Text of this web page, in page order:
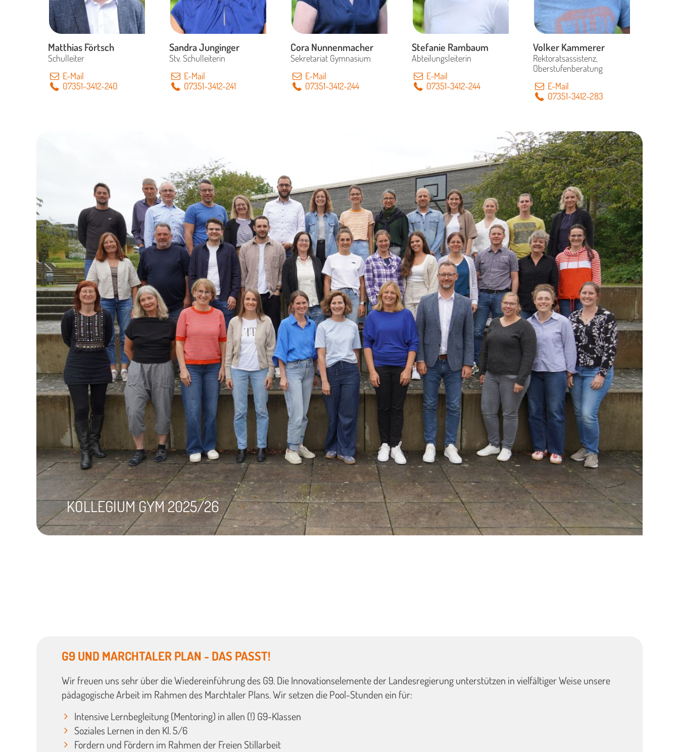
Matthias Förtsch
Schulleiter
E-Mail
07351-3412-240
Sandra Junginger
Stv. Schulleiterin
E-Mail
07351-3412-241
Cora Nunnenmacher
Sekretariat Gymnasium
E-Mail
07351-3412-244
Stefanie Rambaum
Abteilungsleiterin
E-Mail
07351-3412-244
Volker Kammerer
Rektoratsassistenz,
Oberstufenberatung
E-Mail
07351-3412-283
KOLLEGIUM GYM 2025/26
G9 UND MARCHTALER PLAN - DAS PASST!
Wir freuen uns sehr über die Wiedereinführung des G9. Die Innovationselemente der Landesregierung unterstützen in vielfältiger Weise unsere
pädagogische Arbeit im Rahmen des Marchtaler Plans. Wir setzen die Pool-Stunden ein für:
Intensive Lernbegleitung (Mentoring) in allen (!) G9-Klassen
Soziales Lernen in den Kl. 5/6
Fordern und Fördern im Rahmen der Freien Stillarbeit